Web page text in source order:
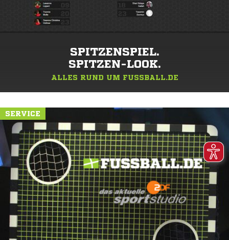
SPITZENSPIEL.
SPITZEN-LOOK.
ALLES RUND UM FUSSBALL.DE
SERVICE